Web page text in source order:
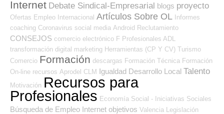
Internet Debate Sindical-Empresarial blogs proyecto
Ofertas Empleo Internacional Artículos Sobre OL
Informes
coaching Coronavirus social media Android Reclutamiento
CONSEJOS comercio electrónico F Profesionales ADL
transformación digital marketing Herramientas (CP Y CV) Turismo
Comercio Formación descargas Formación Técnica Formación
On-line recursos Aprodel CLM Igualdad Desarrollo Local Talento
Motivación Recursos para
Profesionales Economía Social - Iniciativas Sociales
Búsqueda de Empleo Internet objetivos Valencia
Legislación